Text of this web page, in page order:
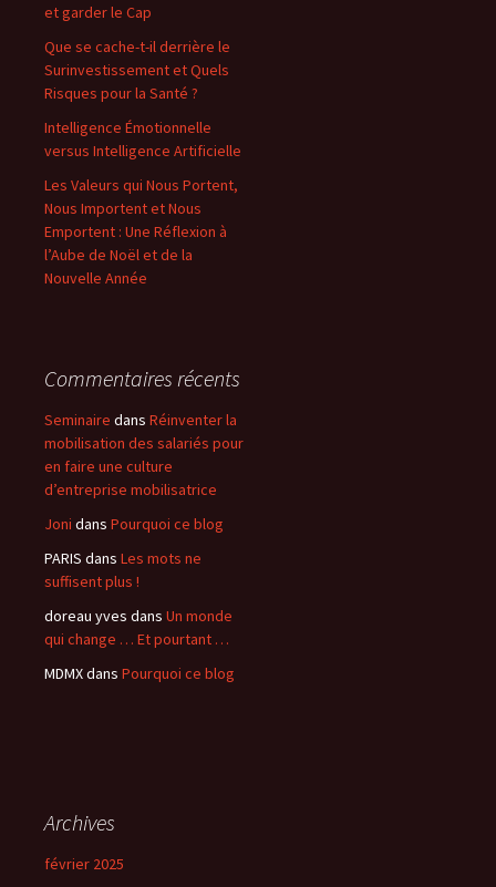
et garder le Cap
Que se cache-t-il derrière le
Surinvestissement et Quels
Risques pour la Santé ?
Intelligence Émotionnelle
versus Intelligence Artificielle
Les Valeurs qui Nous Portent,
Nous Importent et Nous
Emportent : Une Réflexion à
l’Aube de Noël et de la
Nouvelle Année
Commentaires récents
Seminaire dans Réinventer la
mobilisation des salariés pour
en faire une culture
d’entreprise mobilisatrice
Joni dans Pourquoi ce blog
PARIS dans Les mots ne
suffisent plus !
doreau yves dans Un monde
qui change … Et pourtant …
MDMXdans Pourquoi ce blog
Archives
février 2025